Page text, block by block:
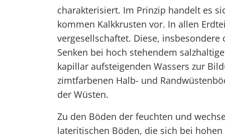
charakterisiert. Im Prinzip handelt es
kommen Kalkkrusten vor. In allen
vergesellschaftet. Diese,
Senken bei hoch stehendem
kapillar aufsteigenden Wassers zur
zimtfarbenen Halb- und
der Wüsten.
Zu den Böden der feuchten und
lateritischen Böden, die sich bei